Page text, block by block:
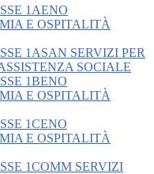
1AENO
E OSPITALITÀ
1ASAN SERVIZI PER
SOCIALE
1BENO
E OSPITALITÀ
1CENO
E OSPITALITÀ
1COMM SERVIZI